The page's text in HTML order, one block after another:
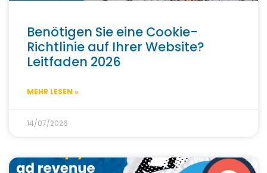
Benötigen Sie eine Cookie-
Richtlinie auf Ihrer Website?
Leitfaden 2026
MEHR LESEN »
14/07/2026